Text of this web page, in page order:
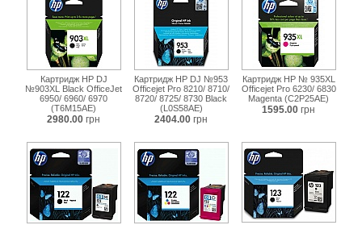
Картридж HP DJ
№903XL Black OfficeJet
6950/ 6960/ 6970
(T6M15AE)
2980.00 грн
Картридж HP DJ №953
Officejet Pro 8210/ 8710/
8720/ 8725/ 8730 Black
(L0S58AE)
2404.00 грн
Картридж HP № 935XL
Officejet Pro 6230/ 6830
Magenta (C2P25AE)
1595.00 грн